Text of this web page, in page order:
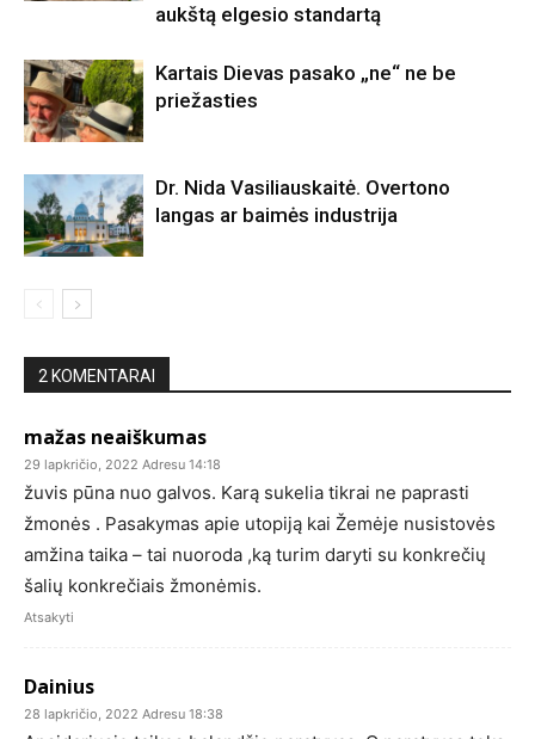
aukštą elgesio standartą
Kartais Dievas pasako „ne“ ne be
priežasties
Dr. Nida Vasiliauskaitė. Overtono
langas ar baimės industrija
2 KOMENTARAI
mažas neaiškumas
29 lapkričio, 2022 Adresu 14:18
žuvis pūna nuo galvos. Karą sukelia tikrai ne paprasti
žmonės . Pasakymas apie utopiją kai Žemėje nusistovės
amžina taika – tai nuoroda ,ką turim daryti su konkrečių
šalių konkrečiais žmonėmis.
Atsakyti
Dainius
28 lapkričio, 2022 Adresu 18:38